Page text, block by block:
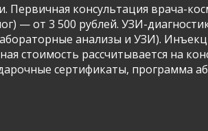
Первичная консультация врача-
— от 3 500 рублей. УЗИ-
анализы и УЗИ).
стоимость рассчитывается на
сертификаты, программа